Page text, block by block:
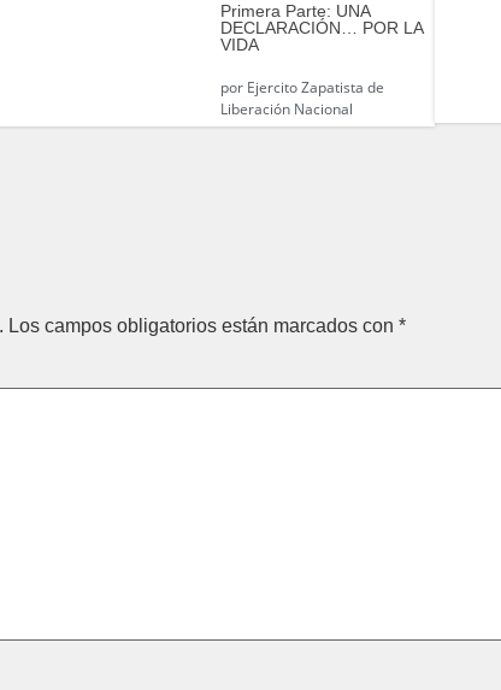
Primera Parte: UNA
DECLARACIÓN… POR LA
VIDA
porEjercito Zapatista de
Liberación Nacional
Los campos obligatorios están marcados con *